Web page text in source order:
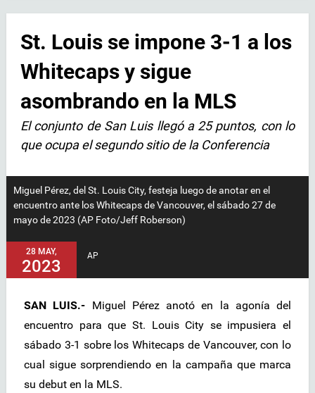
St. Louis se impone 3-1 a los
Whitecaps y sigue
asombrando en la MLS
El conjunto de San Luis llegó a 25 puntos, con lo
que ocupa el segundo sitio de la Conferencia
Miguel Pérez, del St. Louis City, festeja luego de anotar en el
encuentro ante los Whitecaps de Vancouver, el sábado 27 de
mayo de 2023 (AP Foto/Jeff Roberson)
28 MAY,
2023
AP
SAN LUIS.- Miguel Pérez anotó en la agonía del
encuentro para que St. Louis City se impusiera el
sábado 3-1 sobre los Whitecaps de Vancouver, con lo
cual sigue sorprendiendo en la campaña que marca
su debut en la MLS.